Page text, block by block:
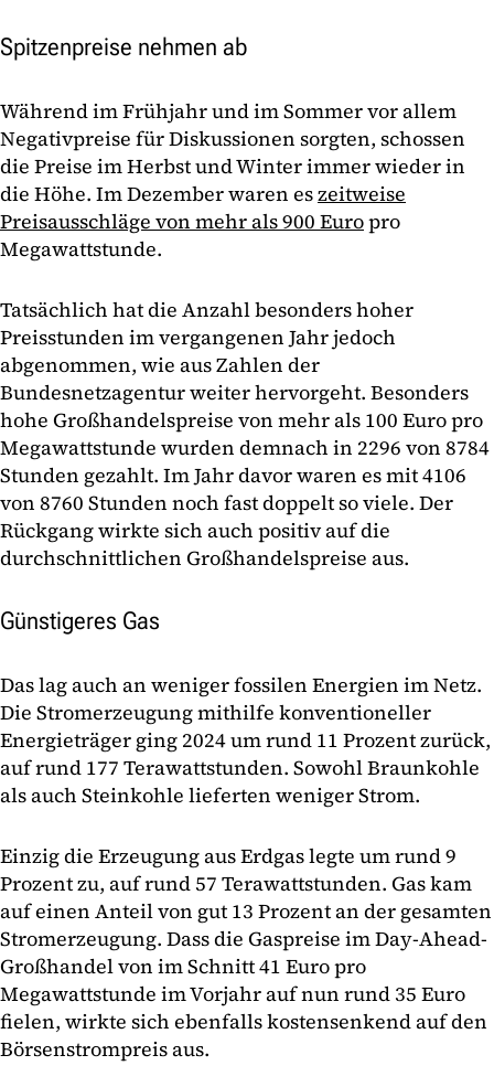
Spitzenpreise nehmen ab
Während im Frühjahr und im Sommer vor allem
Negativpreise für Diskussionen sorgten, schossen
die Preise im Herbst und Winter immer wieder in
die Höhe. Im Dezember waren eszeitweise
Preisausschläge von mehr als 900 Europro
Megawattstunde.
Tatsächlich hat die Anzahl besonders hoher
Preisstunden im vergangenen Jahr jedoch
abgenommen, wie aus Zahlen der
Bundesnetzagentur weiter hervorgeht. Besonders
hohe Großhandelspreise von mehr als 100 Euro pro
Megawattstunde wurden demnach in 2296 von 8784
Stunden gezahlt. Im Jahr davor waren es mit 4106
von 8760 Stunden noch fast doppelt so viele. Der
Rückgang wirkte sich auch positiv auf die
durchschnittlichen Großhandelspreise aus.
Günstigeres Gas
Das lag auch an weniger fossilen Energien im Netz.
Die Stromerzeugung mithilfe konventioneller
Energieträger ging 2024 um rund 11 Prozent zurück,
auf rund 177 Terawattstunden. Sowohl Braunkohle
als auch Steinkohle lieferten weniger Strom.
Einzig die Erzeugung aus Erdgas legte um rund 9
Prozent zu, auf rund 57 Terawattstunden. Gas kam
auf einen Anteil von gut 13 Prozent an der gesamten
Stromerzeugung. Dass die Gaspreise im Day-Ahead-
Großhandel von im Schnitt 41 Euro pro
Megawattstunde im Vorjahr auf nun rund 35 Euro
fielen, wirkte sich ebenfalls kostensenkend auf den
Börsenstrompreis aus.